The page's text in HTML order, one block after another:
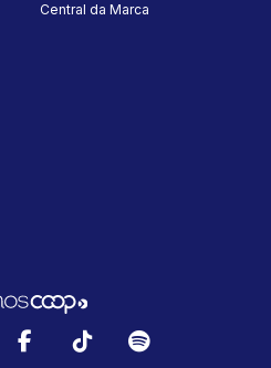
Central da Marca